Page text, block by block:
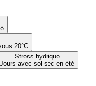
20°C
Stress hydrique
Jours avec sol sec en été